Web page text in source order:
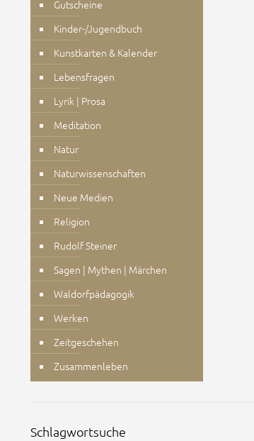
Gutscheine
Kinder-/Jugendbuch
Kunstkarten & Kalender
Lebensfragen
Lyrik | Prosa
Meditation
Natur
Naturwissenschaften
Neue Medien
Religion
Rudolf Steiner
Sagen | Mythen | Märchen
Waldorfpädagogik
Werken
Zeitgeschehen
Zusammenleben
Schlagwortsuche